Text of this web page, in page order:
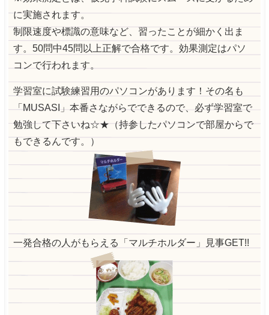
に実施されます。
制限速度や標識の意味など、習ったことが細かく出ま
す。50問中45問以上正解で合格です。効果測定はパソ
コンで行われます。
学習室に試験練習用のパソコンがあります！その名も
「MUSASI」本番さながらでできるので、必ず学習室で
勉強して下さいね☆★（持参したパソコンで部屋からで
もできるんです。）
一発合格の人がもらえる「マルチホルダー」見事GET!!